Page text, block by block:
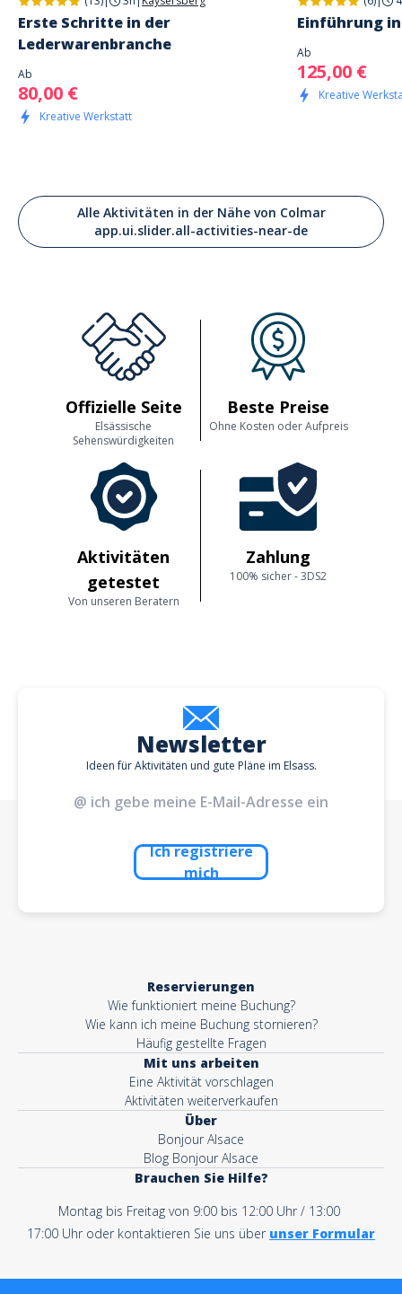
Erste Schritte in der
Lederwarenbranche
Ab
80,00 €
Kreative Werkstatt
Einführung
Ab
125,00 €
Kreative
Alle Aktivitäten in der Nähe von Colmar
app.ui.slider.all-activities-near-de
Offizielle Seite
Elsässische
Sehenswürdigkeiten
Beste Preise
Ohne Kosten oder Aufpreis
Aktivitäten
getestet
Von unseren Beratern
Zahlung
100% sicher - 3DS2
Newsletter
Ideen für Aktivitäten und gute Pläne im Elsass.
Ich registriere
mich
Reservierungen
Wie funktioniert meine Buchung?
Wie kann ich meine Buchung stornieren?
Häufig gestellte Fragen
Mit uns arbeiten
Eine Aktivität vorschlagen
Aktivitäten weiterverkaufen
Über
Bonjour Alsace
Blog Bonjour Alsace
Brauchen Sie Hilfe?
Montag bis Freitag von 9:00 bis 12:00 Uhr / 13:00
17:00 Uhr oder kontaktieren Sie uns über unser Formular